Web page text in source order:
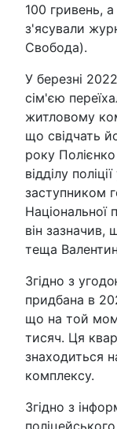
100 гривень,
з'ясували
Свобода).
У березні
сім'єю
житловому
що свідчать
року
відділу
заступником
Національної
він
теща
Згідно з
придбана в
що на той
тисяч. Ця
знаходиться
комплексу.
Згідно з